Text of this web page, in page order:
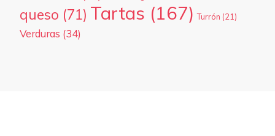
queso (71) Tartas (167) Turrón (21)
Verduras (34)